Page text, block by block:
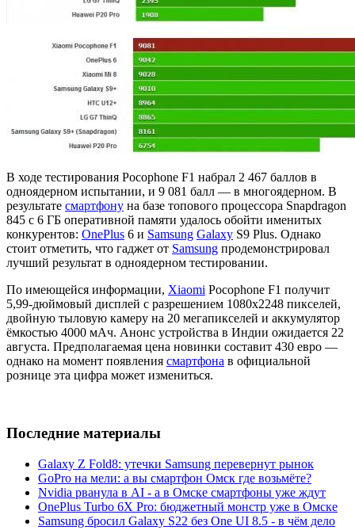
В ходе тестирования Pocophone F1 набрал 2 467 баллов в
одноядерном испытании, и 9 081 балл — в многоядерном. В
результате смартфону на базе топового процессора Snapdragon
845 с 6 ГБ оперативной памяти удалось обойти именитых
конкурентов: OnePlus 6 и Samsung Galaxy S9 Plus. Однако
стоит отметить, что гаджет от Samsung продемонстрировал
лучший результат в одноядерном тестировании.
По имеющейся информации, Xiaomi Pocophone F1 получит
5,99-дюймовый дисплей с разрешением 1080x2248 пикселей,
двойную тыловую камеру на 20 мегапикселей и аккумулятор
ёмкостью 4000 мАч. Анонс устройства в Индии ожидается 22
августа. Предполагаемая цена новинки составит 430 евро —
однако на момент появления смартфона в официальной
рознице эта цифра может измениться.
Последние материалы
Galaxy Z Fold8: утечки Samsung перевернут рынок
GoPro на мели: а вы смартфон Омск где возьмёте?
Nvidia рванула в AI - а в Омске смартфоны уже ждут
OnePlus Turbo 6X Pro: бюджетный монстр уже в Омске
Samsung бросил Galaxy S22 без One UI 8.5 - в чём дело